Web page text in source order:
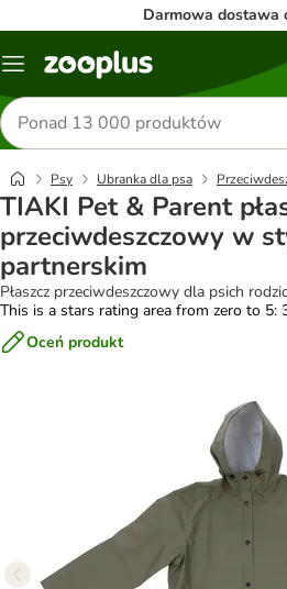
Darmowa dostawa
Menu
Szukaj
produktów
Psy Ubranka dla psa
TIAKI Pet & Parent
przeciwdeszczowy w
partnerskim
Płaszcz przeciwdeszczowy dla psich
This is a stars rating area from zero to 5:
Oceń produkt